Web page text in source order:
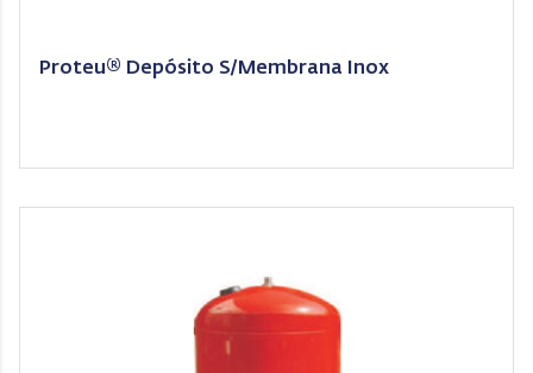
Proteu® Depósito S/Membrana Inox